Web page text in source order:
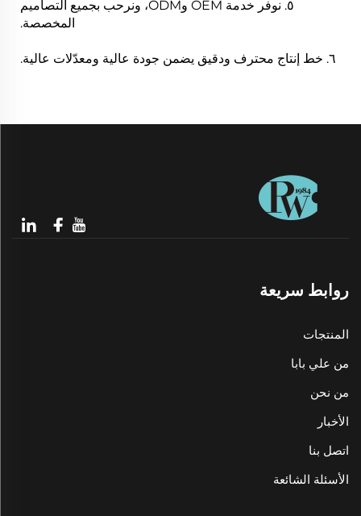
٥. نوفر خدمة OEM وODM، ونرحب بجميع التصاميم
المخصصة.
٦. خط إنتاج محترف ودقيق يضمن جودة عالية ومعدّلات عالية.
روابط سريعة
المنتجات
من علي بابا
من نحن
الأخبار
اتصل بنا
الأسئلة الشائعة